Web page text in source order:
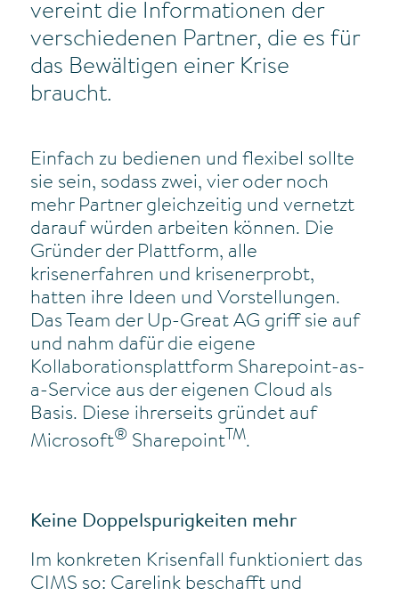
vereint die Informationen der
verschiedenen Partner, die es für
das Bewältigen einer Krise
braucht.
Einfach zu bedienen und flexibel sollte
sie sein, sodass zwei, vier oder noch
mehr Partner gleichzeitig und vernetzt
darauf würden arbeiten können. Die
Gründer der Plattform, alle
krisenerfahren und krisenerprobt,
hatten ihre Ideen und Vorstellungen.
Das Team der Up-Great AG griff sie auf
und nahm dafür die eigene
Kollaborationsplattform Sharepoint-as-
a-Service aus der eigenen Cloud als
Basis. Diese ihrerseits gründet auf
Microsoft® SharepointTM.
Keine Doppelspurigkeiten mehr
Im konkreten Krisenfall funktioniert das
CIMS so: Carelink beschafft und